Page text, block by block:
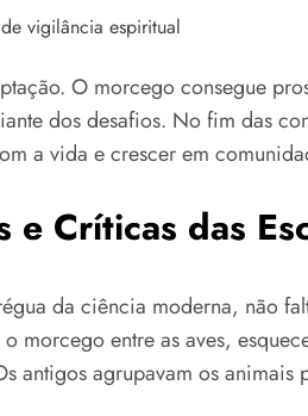
vigilância espiritual
O morcego consegue
dos desafios. No fim das
a vida e crescer em
Críticas das
da ciência moderna, não
morcego entre as aves,
antigos agrupavam os animais